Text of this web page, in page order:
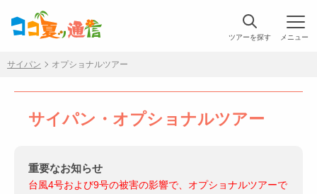
ツアーを探す
サイパン オプショナルツアー
サイパン・オプショナルツアー
重要なお知らせ
台風4号および9号の被害の影響で、オプショナルツアーで
メニュー